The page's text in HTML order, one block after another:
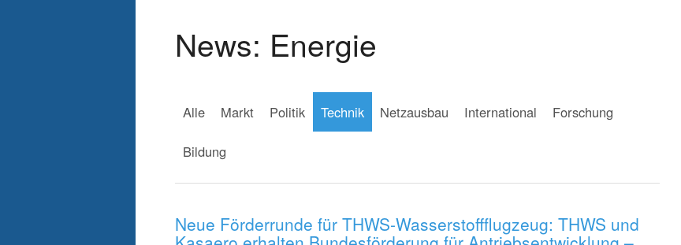
News: Energie
Alle Markt Politik Technik Netzausbau International Forschung
Bildung
Neue Förderrunde für THWS-Wasserstoffflugzeug: THWS und